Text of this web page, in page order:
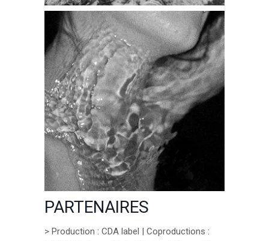
PARTENAIRES
> Production : CDA label | Coproductions :